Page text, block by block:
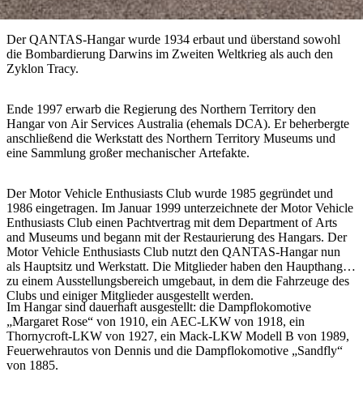
Suche:
up
Der QANTAS-Hangar wurde 1934 erbaut und überstand sowohl
die Bombardierung Darwins im Zweiten Weltkrieg als auch den
Zyklon Tracy.
Ende 1997 erwarb die Regierung des Northern Territory den
Hangar von Air Services Australia (ehemals DCA). Er beherbergte
anschließend die Werkstatt des Northern Territory Museums und
eine Sammlung großer mechanischer Artefakte.
Der Motor Vehicle Enthusiasts Club wurde 1985 gegründet und
1986 eingetragen. Im Januar 1999 unterzeichnete der Motor Vehicle
Enthusiasts Club einen Pachtvertrag mit dem Department of Arts
and Museums und begann mit der Restaurierung des Hangars. Der
Motor Vehicle Enthusiasts Club nutzt den QANTAS-Hangar nun
als Hauptsitz und Werkstatt. Die Mitglieder haben den Haupthangar
zu einem Ausstellungsbereich umgebaut, in dem die Fahrzeuge des
Clubs und einiger Mitglieder ausgestellt werden.
Im Hangar sind dauerhaft ausgestellt: die Dampflokomotive
„Margaret Rose“ von 1910, ein AEC-LKW von 1918, ein
Thornycroft-LKW von 1927, ein Mack-LKW Modell B von 1989,
Feuerwehrautos von Dennis und die Dampflokomotive „Sandfly“
von 1885.